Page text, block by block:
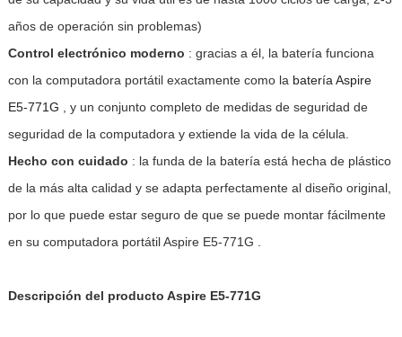
años de operación sin problemas)
Control electrónico moderno : gracias a él, la batería funciona
con la computadora portátil exactamente como la batería Aspire
E5-771G , y un conjunto completo de medidas de seguridad de
seguridad de la computadora y extiende la vida de la célula.
Hecho con cuidado : la funda de la batería está hecha de plástico
de la más alta calidad y se adapta perfectamente al diseño original,
por lo que puede estar seguro de que se puede montar fácilmente
en su computadora portátil Aspire E5-771G .
Descripción del producto Aspire E5-771G